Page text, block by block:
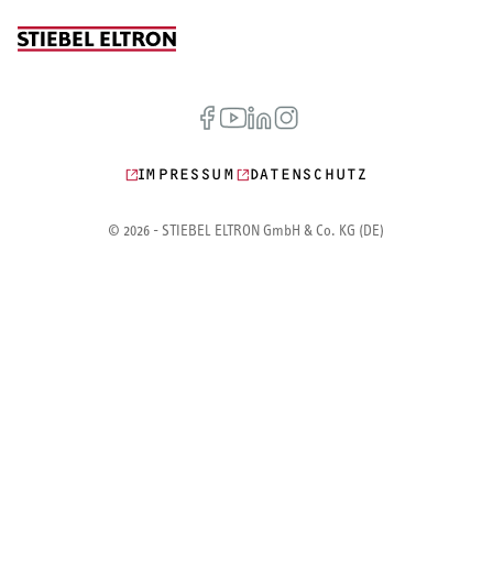
IMPRESSUM DATENSCHUTZ
© 2026 - STIEBEL ELTRON GmbH & Co. KG (DE)